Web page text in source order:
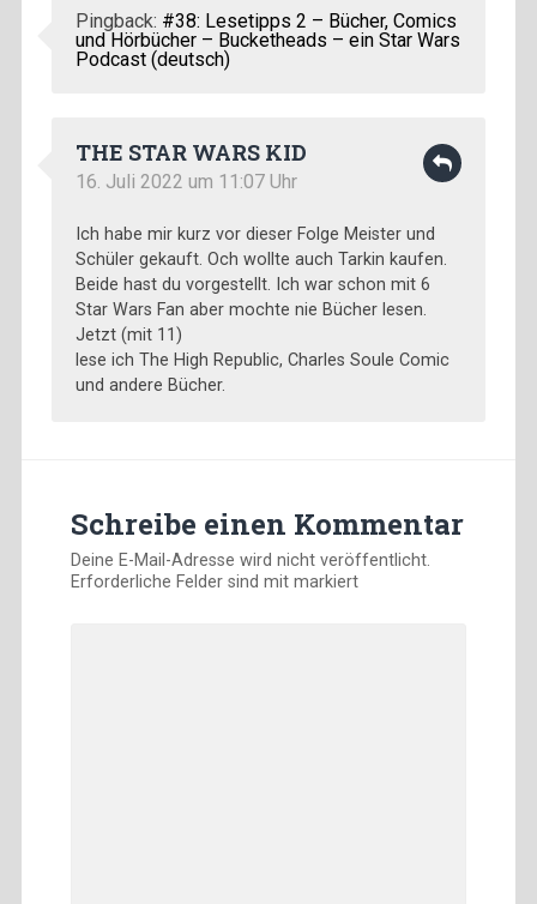
Pingback: #38: Lesetipps 2 – Bücher, Comics
und Hörbücher – Bucketheads – ein Star Wars
Podcast (deutsch)
THE STAR WARS KID
16. Juli 2022 um 11:07 Uhr
Ich habe mir kurz vor dieser Folge Meister und
Schüler gekauft. Och wollte auch Tarkin kaufen.
Beide hast du vorgestellt. Ich war schon mit 6
Star Wars Fan aber mochte nie Bücher lesen.
Jetzt (mit 11)
lese ich The High Republic, Charles Soule Comic
und andere Bücher.
Schreibe einen Kommentar
Deine E-Mail-Adresse wird nicht veröffentlicht.
Erforderliche Felder sind mitmarkiert